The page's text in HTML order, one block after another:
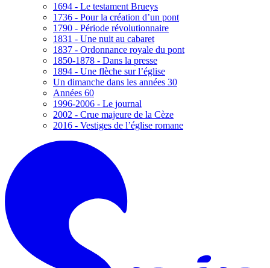
1694 - Le testament Brueys
1736 - Pour la création d’un pont
1790 - Période révolutionnaire
1831 - Une nuit au cabaret
1837 - Ordonnance royale du pont
1850-1878 - Dans la presse
1894 - Une flèche sur l’église
Un dimanche dans les années 30
Années 60
1996-2006 - Le journal
2002 - Crue majeure de la Cèze
2016 - Vestiges de l’église romane